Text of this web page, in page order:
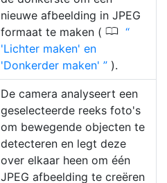
nieuwe afbeelding in JPEG
formaat te maken ( 0
'Lichter maken' en
'Donkerder maken'
).
De camera analyseert een
geselecteerde reeks foto's
om bewegende objecten te
detecteren en legt deze
over elkaar heen om één
JPEG afbeelding te creëren